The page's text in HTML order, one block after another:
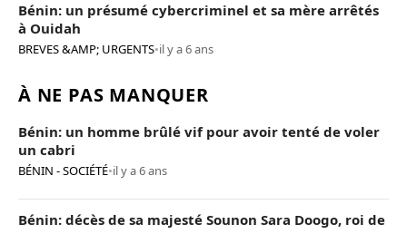
Bénin: un présumé cybercriminel et sa mère arrêtés
à Ouidah
BREVES &AMP; URGENTS•il y a 6 ans
À NE PAS MANQUER
Bénin: un homme brûlé vif pour avoir tenté de voler
un cabri
BÉNIN - SOCIÉTÉ•il y a 6 ans
Bénin: décès de sa majesté Sounon Sara Doogo, roi de